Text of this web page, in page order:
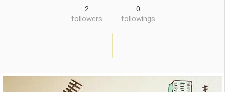
0
followings
2
followers